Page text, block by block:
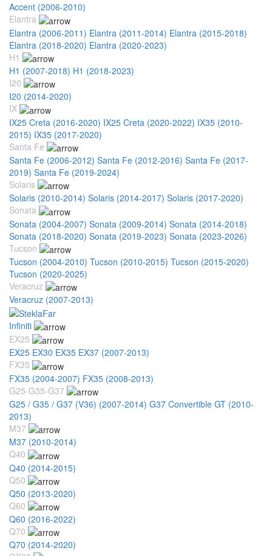
Accent (2006-2010)
Elantra
Elantra (2006-2011) Elantra (2011-2014) Elantra (2015-2018)
Elantra (2018-2020) Elantra (2020-2023)
H1
H1 (2007-2018) H1 (2018-2023)
I20
I20 (2014-2020)
IX
IX25 Creta (2016-2020) IX25 Creta (2020-2022) IX35 (2010-
2015) IX35 (2017-2020)
Santa Fe
Santa Fe (2006-2012) Santa Fe (2012-2016) Santa Fe (2017-
2019) Santa Fe (2019-2024)
Solaris
Solaris (2010-2014) Solaris (2014-2017) Solaris (2017-2020)
Sonata
Sonata (2004-2007) Sonata (2009-2014) Sonata (2014-2018)
Sonata (2018-2020) Sonata (2019-2023) Sonata (2023-2026)
Tucson
Tucson (2004-2010) Tucson (2010-2015) Tucson (2015-2020)
Tucson (2020-2025)
Veracruz
Veracruz (2007-2013)
Infiniti
EX25
EX25 EX30 EX35 EX37 (2007-2013)
FX35
FX35 (2004-2007) FX35 (2008-2013)
G25-G35-G37
G25 / G35 / G37 (V36) (2007-2014) G37 Convertible GT (2010-
2013)
M37
M37 (2010-2014)
Q40
Q40 (2014-2015)
Q50
Q50 (2013-2020)
Q60
Q60 (2016-2022)
Q70
Q70 (2014-2020)